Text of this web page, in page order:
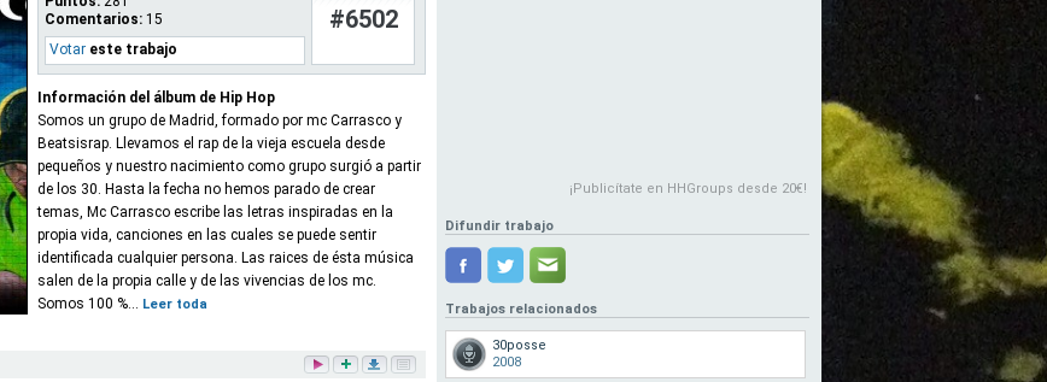
Comentarios: 15
Votar este trabajo
#6502
Información del álbum de Hip Hop
Somos un grupo de Madrid, formado por mc Carrasco y
Beatsisrap. Llevamos el rap de la vieja escuela desde
pequeños y nuestro nacimiento como grupo surgió a partir
de los 30. Hasta la fecha no hemos parado de crear
temas, Mc Carrasco escribe las letras inspiradas en la
propia vida, canciones en las cuales se puede sentir
identificada cualquier persona. Las raices de ésta música
salen de la propia calle y de las vivencias de los mc.
Somos 100 %... Leer toda
¡Publicítate en HHGroups desde 20€!
Difundir trabajo
Trabajos relacionados
30posse
2008